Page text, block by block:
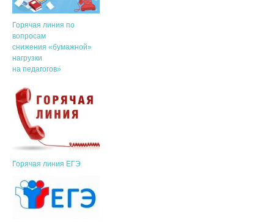
Горячая линия по
вопросам
снижения «бумажной»
нагрузки
на педагогов»
Горячая линия ЕГЭ